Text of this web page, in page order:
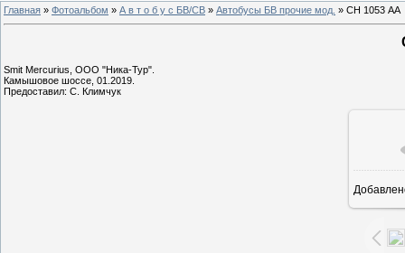
Главная » Фотоальбом » А в т о б у с БВ/СВ » Автобусы БВ прочие мод. » СН 1053 АА
Smit Mercurius, ООО "Ника-Тур".
Камышовое шоссе, 01.2019.
Предоставил: С. Климчук